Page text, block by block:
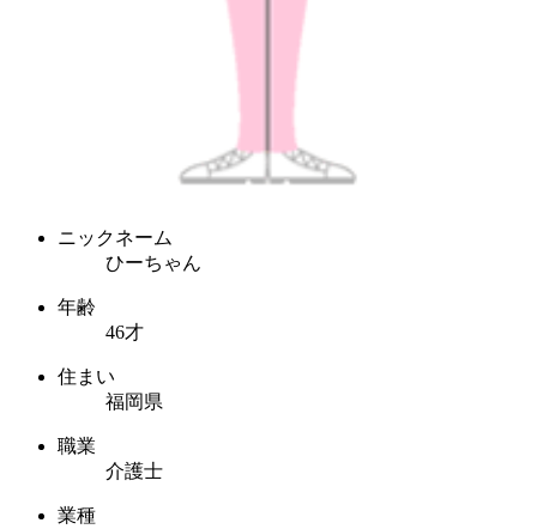
ニックネーム
ひーちゃん
年齢
46才
住まい
福岡県
職業
介護士
業種